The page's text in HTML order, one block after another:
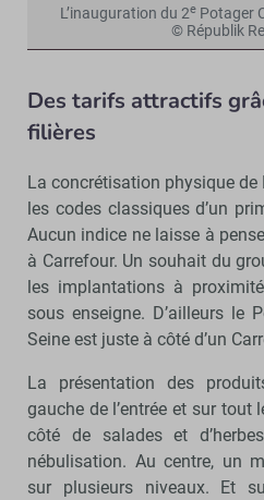
L’inauguration du 2e Potager
© Républik
Des tarifs attractifs
filières
La concrétisation physique de
les codes classiques d’un
Aucun indice ne laisse à
à Carrefour. Un souhait du
les implantations à
sous enseigne. D’ailleurs le
Seine est juste à côté d’un
La présentation des
gauche de l’entrée et sur tout
côté de salades et
nébulisation. Au centre, un
sur plusieurs niveaux. Et